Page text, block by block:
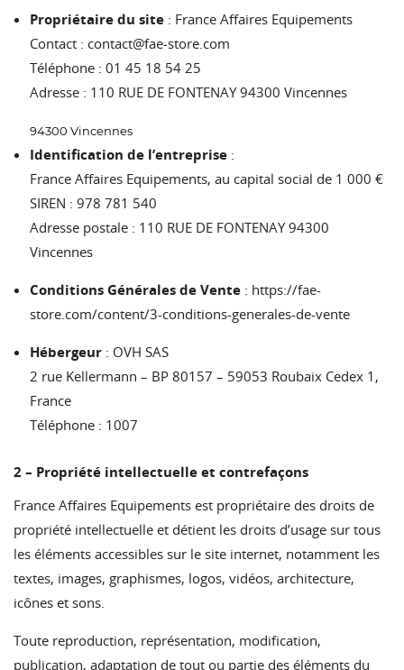
Propriétaire du site : France Affaires Equipements
Contact : contact@fae-store.com
Téléphone : 01 45 18 54 25
Adresse : 110 RUE DE FONTENAY 94300 Vincennes
94300 Vincennes
Identification de l’entreprise :
France Affaires Equipements, au capital social de 1 000 €
SIREN : 978 781 540
Adresse postale : 110 RUE DE FONTENAY 94300
Vincennes
Conditions Générales de Vente : https://fae-
store.com/content/3-conditions-generales-de-vente
Hébergeur : OVH SAS
2 rue Kellermann – BP 80157 – 59053 Roubaix Cedex 1,
France
Téléphone : 1007
2 – Propriété intellectuelle et contrefaçons
France Affaires Equipements est propriétaire des droits de
propriété intellectuelle et détient les droits d’usage sur tous
les éléments accessibles sur le site internet, notamment les
textes, images, graphismes, logos, vidéos, architecture,
icônes et sons.
Toute reproduction, représentation, modification,
publication, adaptation de tout ou partie des éléments du